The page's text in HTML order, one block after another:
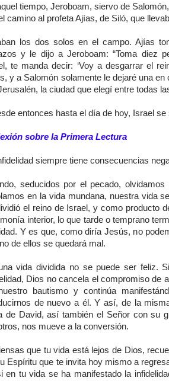
tiempo, Jeroboam, siervo de
camino al profeta Ajías, de Siló, que
los dos solos en el campo. Ajías
y le dijo a Jeroboam: “Toma diez
te manda decir: ‘Voy a desgarrar el
y a Salomón solamente le dejaré una
la ciudad que elegí entre todas
entonces hasta el día de hoy, Israel
sobre la Primera Lectura
siempre tiene consecuencias
seducidos por el pecado,
en la vida mundana, nuestra vida
el reino de Israel, y como producto
interior, lo que tarde o temprano
Y es que, como diría Jesús, no
de ellos se quedará mal.
vida dividida no se puede ser feliz.
Dios no cancela el compromiso de
bautismo y continúa
de nuevo a él. Y así, de la
de David, así también el Señor con su
nos mueve a la conversión.
que tu vida está lejos de Dios,
Espíritu que te invita hoy mismo a
en tu vida se ha manifestado la